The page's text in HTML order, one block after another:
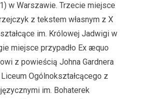
w Warszawie. Trzecie miejsce
z tekstem własnym z X
im. Królowej Jadwigi w
miejsce przypadło Ex æquo
z powieścią Johna Gardnera
Liceum Ogólnokształcącego z
im. Bohaterek